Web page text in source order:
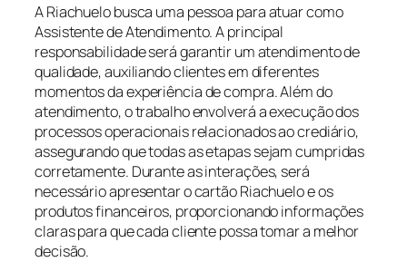
A Riachuelo busca uma pessoa para atuar como
Assistente de Atendimento. A principal
responsabilidade será garantir um atendimento de
qualidade, auxiliando clientes em diferentes
momentos da experiência de compra. Além do
atendimento, o trabalho envolverá a execução dos
processos operacionais relacionados ao crediário,
assegurando que todas as etapas sejam cumpridas
corretamente. Durante as interações, será
necessário apresentar o cartão Riachuelo e os
produtos financeiros, proporcionando informações
claras para que cada cliente possa tomar a melhor
decisão.